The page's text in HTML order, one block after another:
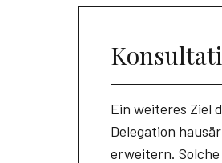
Ein weiteres Ziel
Delegation
erweitern.